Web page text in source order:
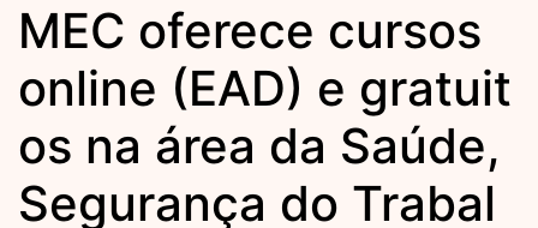
MEC oferece cursos
online (EAD) e gratuit
os na área da Saúde,
Segurança do Trabal